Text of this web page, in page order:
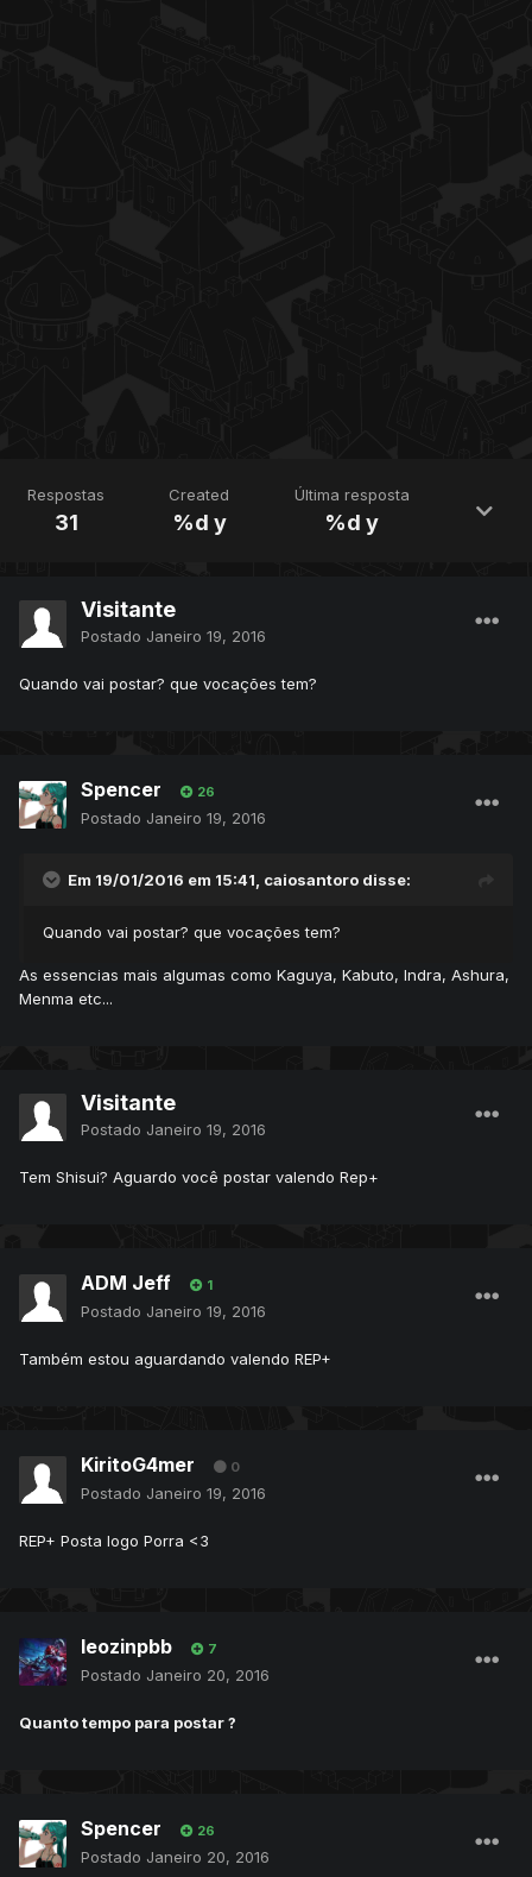
Respostas
31
Created
%d y
Última resposta
%d y
Visitante
Postado Janeiro 19, 2016
Quando vai postar? que vocações tem?
Spencer 26
Postado Janeiro 19, 2016
Em 19/01/2016 em 15:41, caiosantoro disse:
Quando vai postar? que vocações tem?
As essencias mais algumas como Kaguya, Kabuto, Indra, Ashura,
Menma etc...
Visitante
Postado Janeiro 19, 2016
Tem Shisui? Aguardo você postar valendo Rep+
ADM Jeff 1
Postado Janeiro 19, 2016
Também estou aguardando valendo REP+
KiritoG4mer 0
Postado Janeiro 19, 2016
REP+ Posta logo Porra <3
leozinpbb 7
Postado Janeiro 20, 2016
Quanto tempo para postar ?
Spencer 26
Postado Janeiro 20, 2016